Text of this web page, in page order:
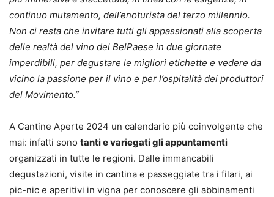
continuo mutamento, dell’enoturista del terzo millennio.
Non ci resta che invitare tutti gli appassionati alla scoperta
delle realtà del vino del BelPaese in due giornate
imperdibili, per degustare le migliori etichette e vedere da
vicino la passione per il vino e per l’ospitalità dei produttori
del Movimento.”
A Cantine Aperte 2024 un calendario più coinvolgente che
mai: infatti sono tanti e variegati gli appuntamenti
organizzati in tutte le regioni. Dalle immancabili
degustazioni, visite in cantina e passeggiate tra i filari, ai
pic-nic e aperitivi in vigna per conoscere gli abbinamenti